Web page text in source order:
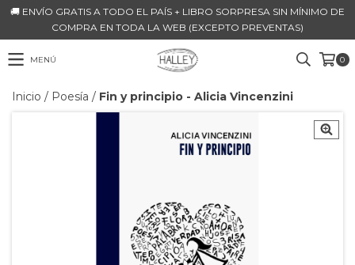
🚚 ENVÍO GRATIS A TODO EL PAÍS + LIBRO SORPRESA SIN MÍNIMO DE
COMPRA EN TODA LA WEB (EXCEPTO PREVENTAS)
MENÚ 0
Inicio / Poesía / Fin y principio - Alicia Vincenzini